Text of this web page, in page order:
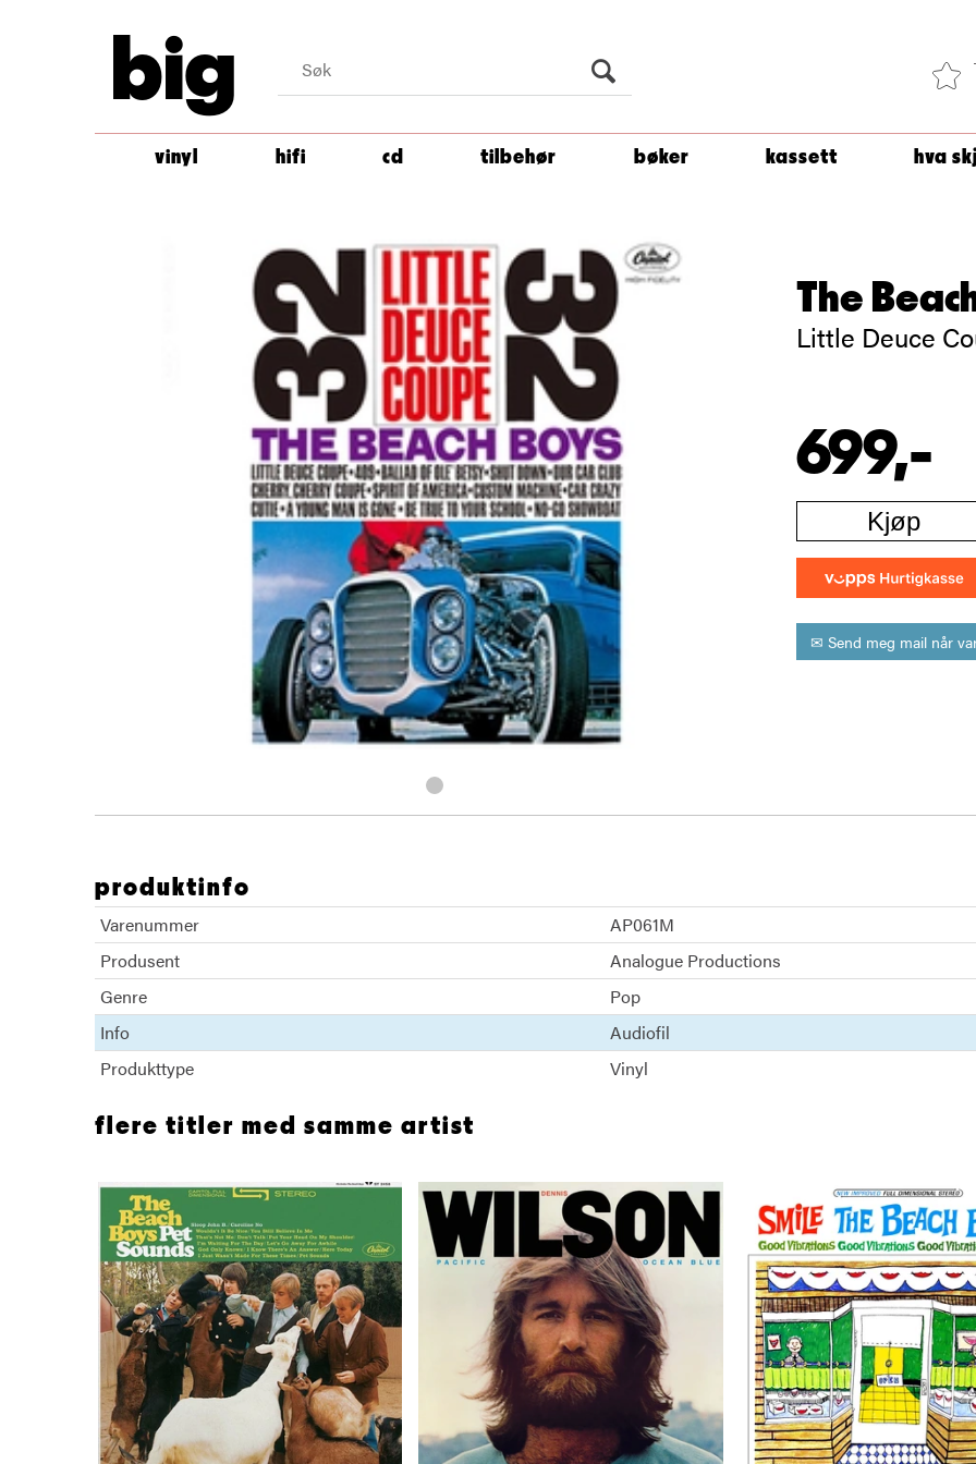
big
vinyl hifi cd tilbehør bøker kassett hva
The
Little Deuce
699,-
Kjøp
✉ Send meg mail når
produktinfo
Varenummer
AP061M
Produsent
Analogue Productions
Genre
Pop
Info
Audiofil
Produkttype
Vinyl
flere titler med samme artist